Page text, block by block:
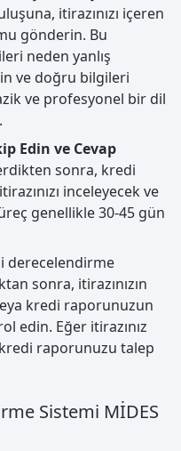
itirazınızı içeren
gönderin. Bu
neden yanlış
ve doğru bilgileri
ve profesyonel bir dil
Edin ve Cevap
sonra, kredi
inceleyecek ve
genellikle 30-45 gün
derecelendirme
sonra, itirazınızın
kredi raporunuzun
edin. Eğer itirazınız
raporunuzu talep
Sistemi MİDES